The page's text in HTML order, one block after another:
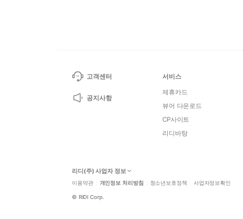
고객센터
공지사항
서비스
제휴카드
뷰어 다운로드
CP사이트
리디바탕
리디(주) 사업자 정보
이용약관 개인정보 처리방침 청소년보호정책 사업자정보확인
© RIDI Corp.